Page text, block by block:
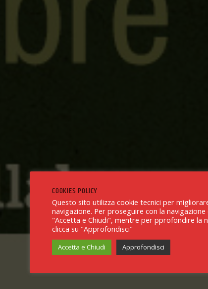
COOKIES POLICY
Questo sito utilizza cookie tecnici per
navigazione. Per proseguire con la navigazione
"Accetta e Chiudi", mentre per pprofondire la
clicca su "Approfondisci"
Accetta e Chiudi Approfondisci